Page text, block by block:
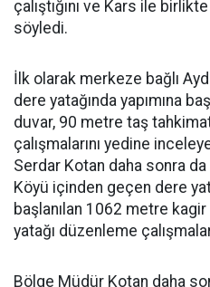
çalıştığını ve Kars ile birlikte
söyledi.
İlk olarak merkeze bağlı
dere yatağında yapımına
duvar, 90 metre taş
çalışmalarını yedine
Serdar Kotan daha sonra
Köyü içinden geçen dere
başlanılan 1062 metre
yatağı düzenleme
Bölge Müdür Kotan daha